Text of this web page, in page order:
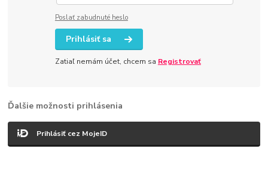
Poslať zabudnuté heslo
Prihlásiť sa
Zatiaľ nemám účet, chcem sa Registrovať
Ďalšie možnosti prihlásenia
Prihlásiť cez MojeID